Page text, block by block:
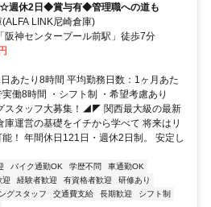
☆週休2日◆賞与有◆管理職への道も
LINK尼崎倉庫)
阪神センタープール前駅」徒歩7分
あたり8時間 平均勤務日数：1ヶ月あた
働8時間 ・シフト制 ・希望考慮あり
タッフ大募集！◢◤ 関西最大級の最新
運営の基礎をイチから学べて 将来はリ
！ 年間休日121日・週休2日制。 安定し
バイク通勤OK 学歴不問
車通勤OK
迎 経験者歓迎 有資格者歓迎
研修あり
グスタッフ 交通費支給 長期歓迎
シフト制